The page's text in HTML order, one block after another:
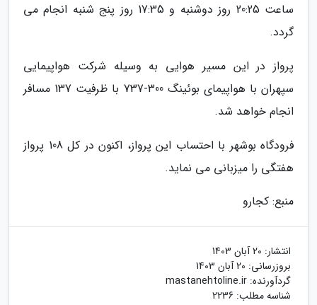
ساعت 20:25 روز دوشنبه و 17:35 روز پنج شنبه انجام می
گردد.
پرواز در این مسیر هوایی به وسیله شرکت هواپیمایی
سپهران با هواپیمای بوئینگ 300-737 با ظرفیت 137 مسافر
انجام خواهد شد.
فرودگاه بوشهر با احتساب این پرواز، اکنون در کل 108 پرواز
هفتگی را میزبانی می نماید.
منبع: کجارو
انتشار: 20 آبان 1403
بروزرسانی: 20 آبان 1403
گردآورنده: mastanehtoline.ir
شناسه مطلب: 2236